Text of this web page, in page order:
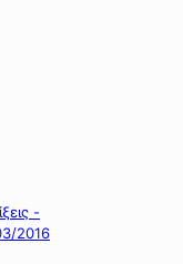
-
2016